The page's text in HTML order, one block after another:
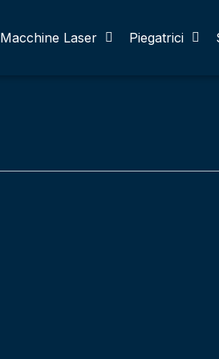
Macchine Laser Piegatrici